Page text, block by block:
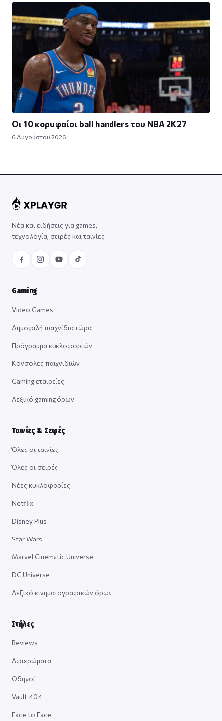
Οι 10 κορυφαίοι ball handlers του NBA 2K27
6 Αυγούστου 2026
Νέα και ειδήσεις για games,
τεχνολογία, σειρές και ταινίες
Gaming
Video Games
Δημοφιλή παιχνίδια τώρα
Πρόγραμμα κυκλοφοριών
Κονσόλες παιχνιδιών
Gaming εταιρείες
Λεξικό gaming όρων
Ταινίες & Σειρές
Όλες οι ταινίες
Όλες οι σειρές
Νέες κυκλοφορίες
Netflix
Disney Plus
Star Wars
Marvel Cinematic Universe
DC Universe
Λεξικό κινηματογραφικών όρων
Στήλες
Reviews
Αφιερώματα
Οδηγοί
Vault 404
Face to Face